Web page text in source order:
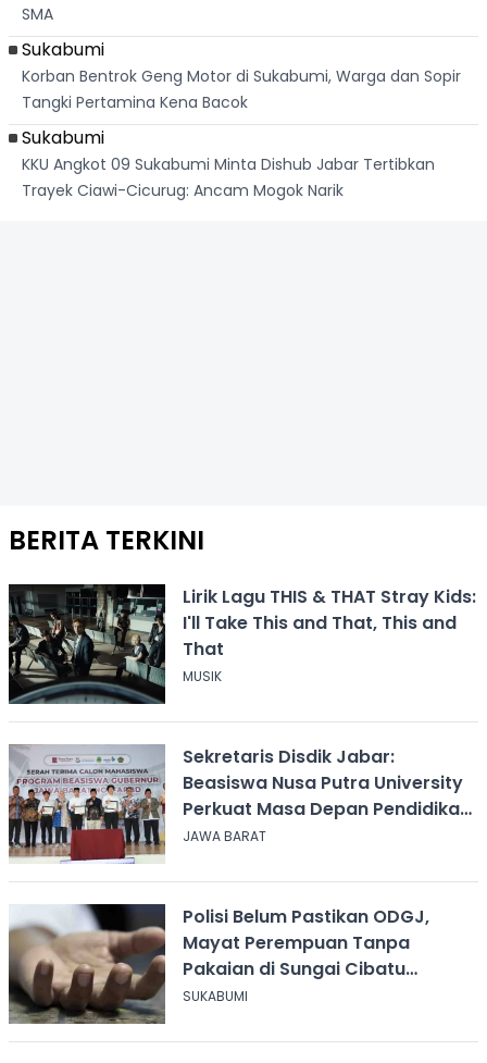
SMA
Sukabumi
Korban Bentrok Geng Motor di Sukabumi, Warga dan Sopir
Tangki Pertamina Kena Bacok
Sukabumi
KKU Angkot 09 Sukabumi Minta Dishub Jabar Tertibkan
Trayek Ciawi-Cicurug: Ancam Mogok Narik
BERITA TERKINI
Lirik Lagu THIS & THAT Stray Kids:
I'll Take This and That, This and
That
MUSIK
Sekretaris Disdik Jabar:
Beasiswa Nusa Putra University
Perkuat Masa Depan Pendidikan
Jawa Barat
JAWA BARAT
Polisi Belum Pastikan ODGJ,
Mayat Perempuan Tanpa
Pakaian di Sungai Cibatu
Cikembar
SUKABUMI